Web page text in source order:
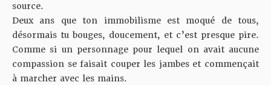
source.
Deux ans que ton immobilisme est moqué de tous,
désormais tu bouges, doucement, et c’est presque pire.
Comme si un personnage pour lequel on avait aucune
compassion se faisait couper les jambes et commençait
à marcher avec les mains.